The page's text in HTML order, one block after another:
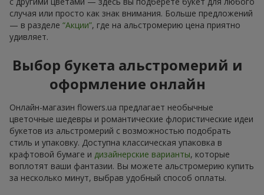
случая или просто как знак внимания. Больше предложений
— в разделе “Акции”, где на альстромерию цена приятно
удивляет.
Выбор букета альстромерий и
оформление онлайн
Онлайн-магазин flowers.ua предлагает необычные
цветочные шедевры и романтические флористические идеи
букетов из альстромерий с возможностью подобрать
стиль и упаковку. Доступна классическая упаковка в
крафтовой бумаге и дизайнерские варианты, которые
воплотят ваши фантазии. Вы можете альстромерию купить
за несколько минут, выбрав удобный способ оплаты.